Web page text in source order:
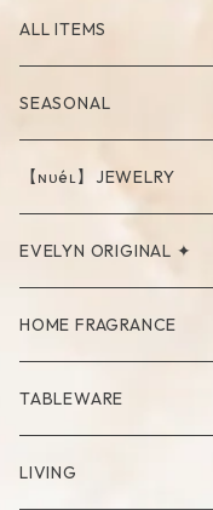
ALL ITEMS
SEASONAL
【ɴᴜéʟ】JEWELRY
PIERCE
NECKLACE
RING
EVELYN ORIGINAL ✦
HOME FRAGRANCE
Palo Santo
TABLEWARE
Cup
LIVING